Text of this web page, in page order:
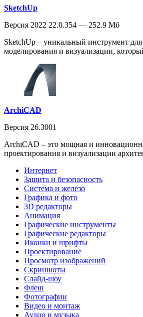
SketchUp
Версия 2022 22.0.354 — 252.9 Мб
SketchUp – уникальный инструмент
моделирования и визуализации,
ArchiCAD
Версия 26.3001
ArchiCAD – это мощная и
проектирования и визуализации
Интернет
Защита и безопасность
Система и железо
Графика и фото
3D редакторы
Анимация
Графические инструменты
Графические редакторы
Иконки и шрифты
Проектирование
Просмотр изображений
Скриншоты
Слайд-шоу
Флеш
Фотографии
Видео и монтаж
Аудио и музыка